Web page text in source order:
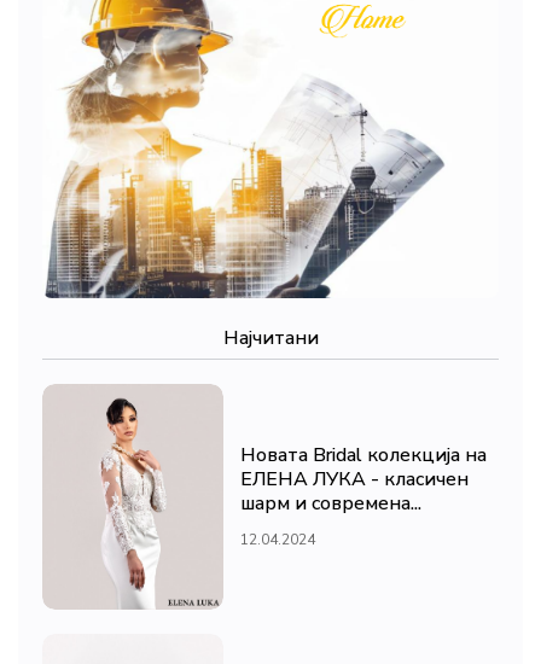
Најчитани
Новата Bridal колекција на
ЕЛЕНА ЛУКА - класичен
шарм и современа...
12.04.2024